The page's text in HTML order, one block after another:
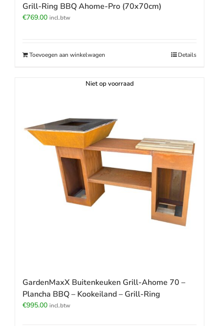
Grill-Ring BBQ Ahome-Pro (70x70cm)
€769.00 incl.btw
Toevoegen aan winkelwagen Details
Niet op voorraad
GardenMaxX Buitenkeuken Grill-Ahome 70 –
Plancha BBQ – Kookeiland – Grill-Ring
€995.00 incl.btw